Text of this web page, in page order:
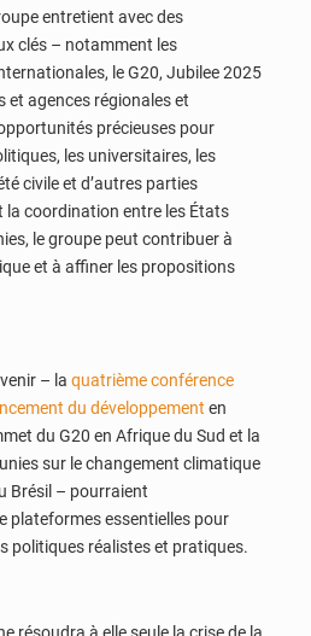
entretient avec des
clés – notamment les
le G20, Jubilee 2025
et agences régionales et
précieuses pour
les universitaires, les
civile et d’autres parties
la coordination entre les États
le groupe peut contribuer à
et à affiner les propositions
– la quatrième conférence
du développement en
du G20 en Afrique du Sud et la
sur le changement climatique
Brésil – pourraient
plateformes essentielles pour
politiques réalistes et pratiques.